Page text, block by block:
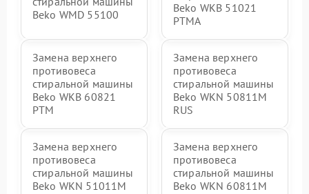
Beko WMD 55100
Beko WKB 51021
PTМА
Замена верхнего
противовеса
стиральной машины
Beko WKB 60821
PTМ
Замена верхнего
противовеса
стиральной машины
Beko WKN 50811M
RUS
Замена верхнего
противовеса
стиральной машины
Beko WKN 51011M
Замена верхнего
противовеса
стиральной машины
Beko WKN 60811M